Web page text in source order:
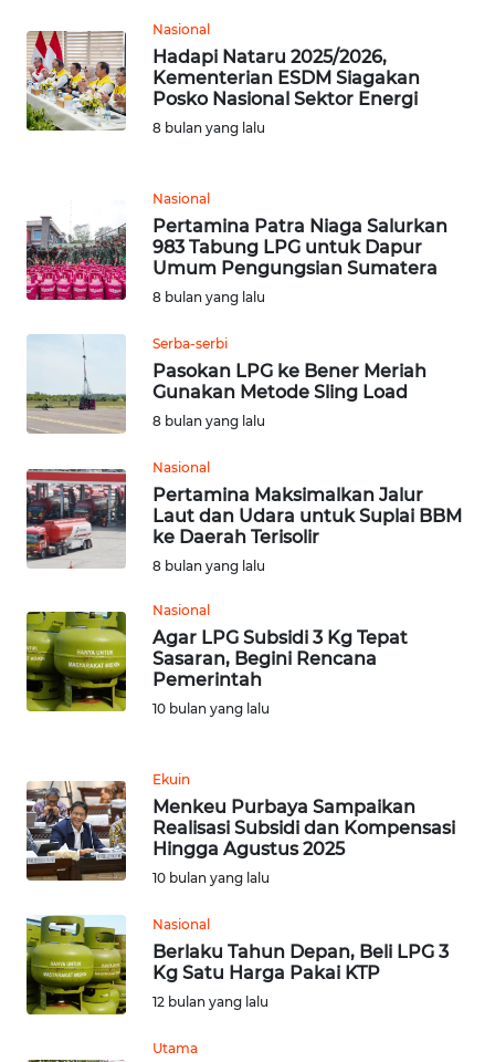
Nasional
Hadapi Nataru 2025/2026,
Kementerian ESDM Siagakan
Posko Nasional Sektor Energi
8 bulan yang lalu
Nasional
Pertamina Patra Niaga Salurkan
983 Tabung LPG untuk Dapur
Umum Pengungsian Sumatera
8 bulan yang lalu
Serba-serbi
Pasokan LPG ke Bener Meriah
Gunakan Metode Sling Load
8 bulan yang lalu
Nasional
Pertamina Maksimalkan Jalur
Laut dan Udara untuk Suplai BBM
ke Daerah Terisolir
8 bulan yang lalu
Nasional
Agar LPG Subsidi 3 Kg Tepat
Sasaran, Begini Rencana
Pemerintah
10 bulan yang lalu
Ekuin
Menkeu Purbaya Sampaikan
Realisasi Subsidi dan Kompensasi
Hingga Agustus 2025
10 bulan yang lalu
Nasional
Berlaku Tahun Depan, Beli LPG 3
Kg Satu Harga Pakai KTP
12 bulan yang lalu
Utama
WN
TAPANULI
SELATAN
WN
KARO
WN
SIMALUNGUN
WN
WN
TAPANULI
TENGAH
WN DELI
SERDANG
WN
WN
PAKPAK
WN
WN
BEKASI